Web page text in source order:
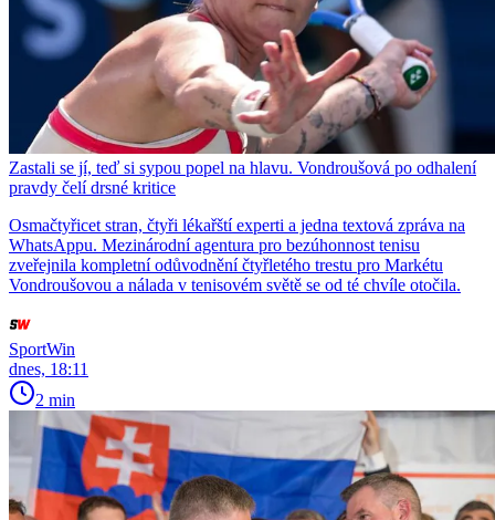
Zastali se jí, teď si sypou popel na hlavu. Vondroušová po odhalení
pravdy čelí drsné kritice
Osmačtyřicet stran, čtyři lékařští experti a jedna textová zpráva na
WhatsAppu. Mezinárodní agentura pro bezúhonnost tenisu
zveřejnila kompletní odůvodnění čtyřletého trestu pro Markétu
Vondroušovou a nálada v tenisovém světě se od té chvíle otočila.
SportWin
dnes, 18:11
2 min